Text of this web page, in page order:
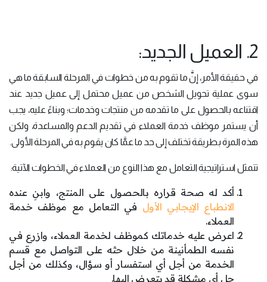
2. العميل الجديد:
في حقيقة الأمر، إنَّ ما تقوم به من خطوات في المرحلة السابقة ما هي
سوى عملية تحويل الشخص من عميل محتمل إلى عميل جديد عند
اقتناعه بالحصول على ما تقدمه من منتجات وخدمات؛ وبناءً عليه، يجب
أن يستمر موظف خدمة العملاء في تقديم الدعم والمساعدة، ولكن
هذه المرة بطريقة تختلف إلى حد ما عمَّا كان يقوم به في المرحلة الأولى.
تتمثل استراتيجية التعامل مع هذا النوع من العملاء في الخطوات الآتية:
أكد له صحة قراره بالحصول على المنتج، وابنِ عنده
الانطباع الإيجابي الأول في التعامل مع موظف خدمة
العملاء.
اعرض عليه خدماتك كموظف لخدمة العملاء، وازرع في
نفسه الطمأنينة من خلال حثه على التواصل مع قسم
الخدمة من أجل أي استفسار أو سؤال، وكذلك من أجل
حل أي مشكلة قد يتعرض إليها.